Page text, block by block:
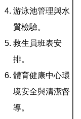
游泳池管理與水
質檢驗。
救生員班表安
排。
體育健康中心環
境安全與清潔督
導。